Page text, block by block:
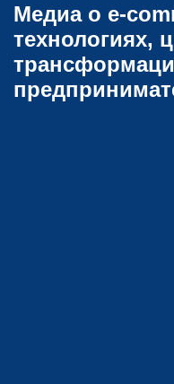
Медиа о e-
технологиях,